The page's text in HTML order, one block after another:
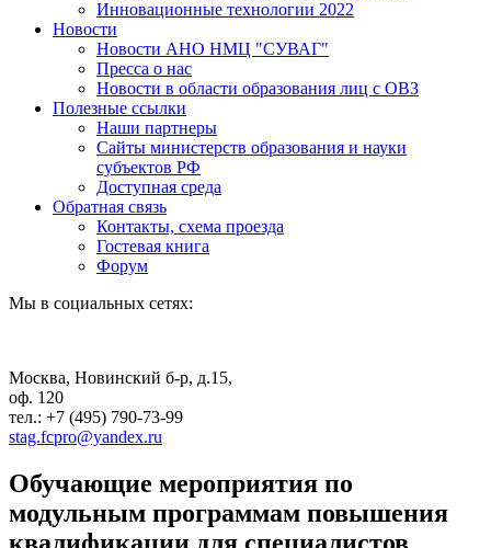
Инновационные технологии 2022
Новости
Новости АНО НМЦ "СУВАГ"
Пресса о нас
Новости в области образования лиц с ОВЗ
Полезные ссылки
Наши партнеры
Сайты министерств образования и науки
субъектов РФ
Доступная среда
Обратная связь
Контакты, схема проезда
Гостевая книга
Форум
Мы в социальных сетях:
Москва, Новинский б-р, д.15,
оф. 120
тел.: +7 (495) 790-73-99
stag.fcpro@yandex.ru
Обучающие мероприятия по
модульным программам повышения
квалификации для специалистов